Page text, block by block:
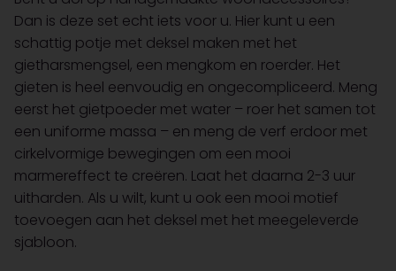
Dan is deze set echt iets voor u. Hier kunt u een
schattig potje met deksel maken met het
gietharsmengsel, een mengkom en roerder. Het
gieten is heel eenvoudig en ongecompliceerd. Meng
eerst het gietpoeder met water – roer het samen tot
een uniforme massa – en meng de verf erdoor met
cirkelvormige bewegingen om een mooi
marmereffect te creëren. Laat het daarna 2-3 uur
uitharden. Als u wilt, kunt u ook een mooi motief
toevoegen aan het deksel met het meegeleverde
sjabloon.